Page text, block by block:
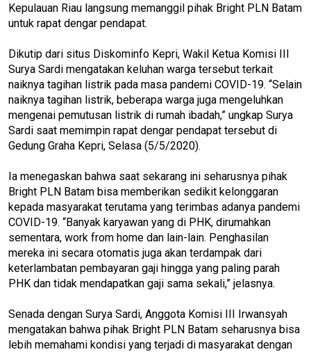
Kepulauan Riau langsung memanggil pihak Bright PLN Batam
untuk rapat dengar pendapat.
Dikutip dari situs Diskominfo Kepri, Wakil Ketua Komisi III
Surya Sardi mengatakan keluhan warga tersebut terkait
naiknya tagihan listrik pada masa pandemi COVID-19. “Selain
naiknya tagihan listrik, beberapa warga juga mengeluhkan
mengenai pemutusan listrik di rumah ibadah,” ungkap Surya
Sardi saat memimpin rapat dengar pendapat tersebut di
Gedung Graha Kepri, Selasa (5/5/2020).
Ia menegaskan bahwa saat sekarang ini seharusnya pihak
Bright PLN Batam bisa memberikan sedikit kelonggaran
kepada masyarakat terutama yang terimbas adanya pandemi
COVID-19. “Banyak karyawan yang di PHK, dirumahkan
sementara, work from home dan lain-lain. Penghasilan
mereka ini secara otomatis juga akan terdampak dari
keterlambatan pembayaran gaji hingga yang paling parah
PHK dan tidak mendapatkan gaji sama sekali,” jelasnya.
Senada dengan Surya Sardi, Anggota Komisi III Irwansyah
mengatakan bahwa pihak Bright PLN Batam seharusnya bisa
lebih memahami kondisi yang terjadi di masyarakat dengan